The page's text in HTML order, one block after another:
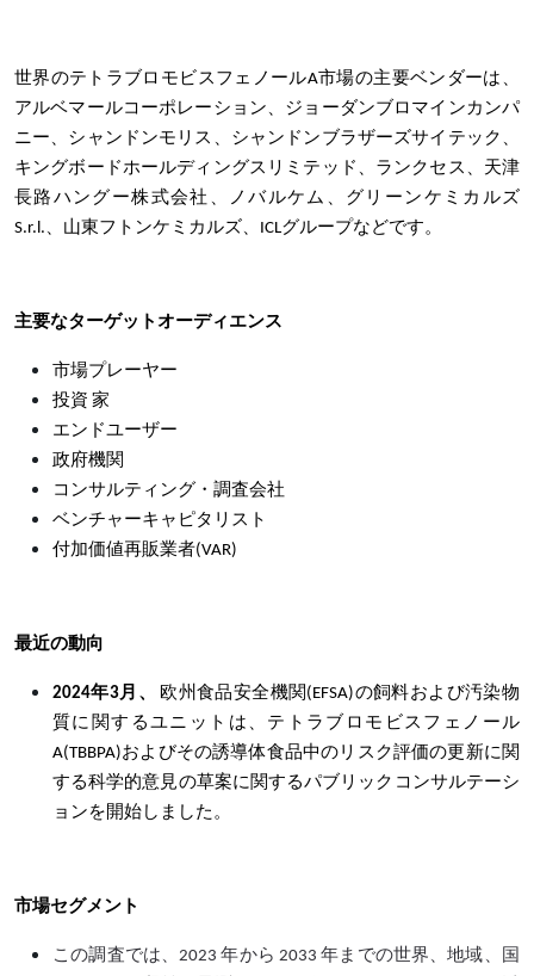
世界のテトラブロモビスフェノールA市場の主要ベンダーは、
アルベマールコーポレーション、ジョーダンブロマインカンパ
ニー、シャンドンモリス、シャンドンブラザーズサイテック、
キングボードホールディングスリミテッド、ランクセス、天津
長路ハングー株式会社、ノバルケム、グリーンケミカルズ
S.r.l.、山東フトンケミカルズ、ICLグループなどです。
主要なターゲットオーディエンス
市場プレーヤー
投資 家
エンドユーザー
政府機関
コンサルティング・調査会社
ベンチャーキャピタリスト
付加価値再販業者(VAR)
最近の動向
2024年3月、
欧州食品安全機関(EFSA)の飼料および汚染物
質に関するユニットは、テトラブロモビスフェノール
A(TBBPA)およびその誘導体食品中のリスク評価の更新に関
する科学的意見の草案に関するパブリックコンサルテーシ
ョンを開始しました。
市場セグメント
この調査では、2023 年から 2033 年までの世界、地域、国